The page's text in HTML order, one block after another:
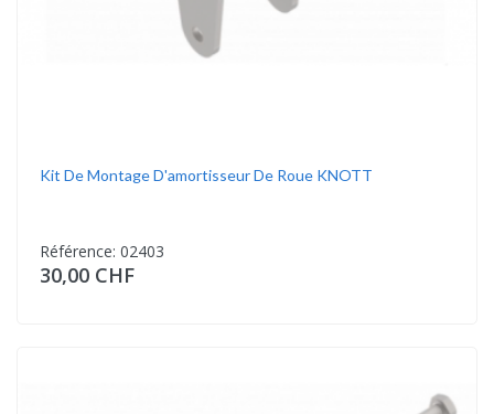
Kit De Montage D'amortisseur De Roue KNOTT
Référence: 02403
30,00 CHF